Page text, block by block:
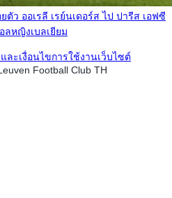
ว ออเรลี เรย์นเดอร์ส ไป ปารีส เอฟซี
ลหญิงเบลเยียม
ะเงื่อนไขการใช้งานเว็บไซต์
Football Club TH